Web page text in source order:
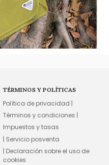
TÉRMINOS Y POLÍTICAS
Política de privacidad |
Términos y condiciones |
Impuestos y tasas
| Servicio posventa
| Declaración sobre el uso de
cookies